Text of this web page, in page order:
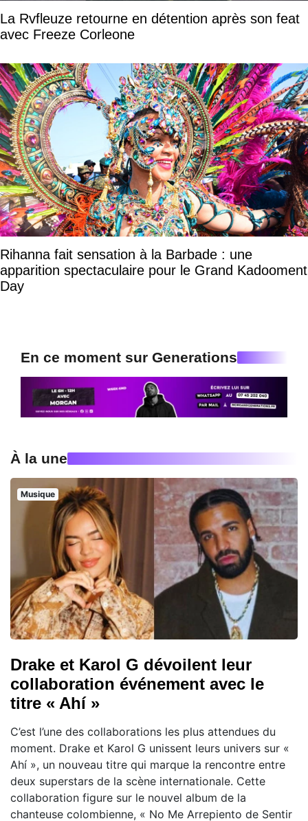
La Rvfleuze retourne en détention après son feat
avec Freeze Corleone
Rihanna fait sensation à la Barbade : une
apparition spectaculaire pour le Grand Kadooment
Day
En ce moment sur Generations
À la une
Musique
Drake et Karol G dévoilent leur
collaboration événement avec le
titre « Ahí »
C’est l’une des collaborations les plus attendues du
moment. Drake et Karol G unissent leurs univers sur «
Ahí », un nouveau titre qui marque la rencontre entre
deux superstars de la scène internationale. Cette
collaboration figure sur le nouvel album de la
chanteuse colombienne, « No Me Arrepiento de Sentir